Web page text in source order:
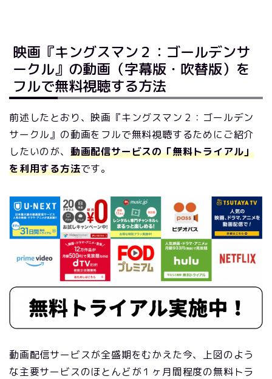
映画『キングスマン２：ゴールデンサ
ークル』の動画（字幕版・吹替版）を
フルで無料視聴する方法
前述したとおり、映画『キングスマン２：ゴールデン
サークル』の動画をフルで無料視聴するためにご紹介
したいのが、 動画配信サービスの「無料トライアル」
を利用する方法です。
動画配信サービスが全盛期をむかえた今、上図のよう
な主要サービスのほとんどが１ヶ月間程度の無料トラ